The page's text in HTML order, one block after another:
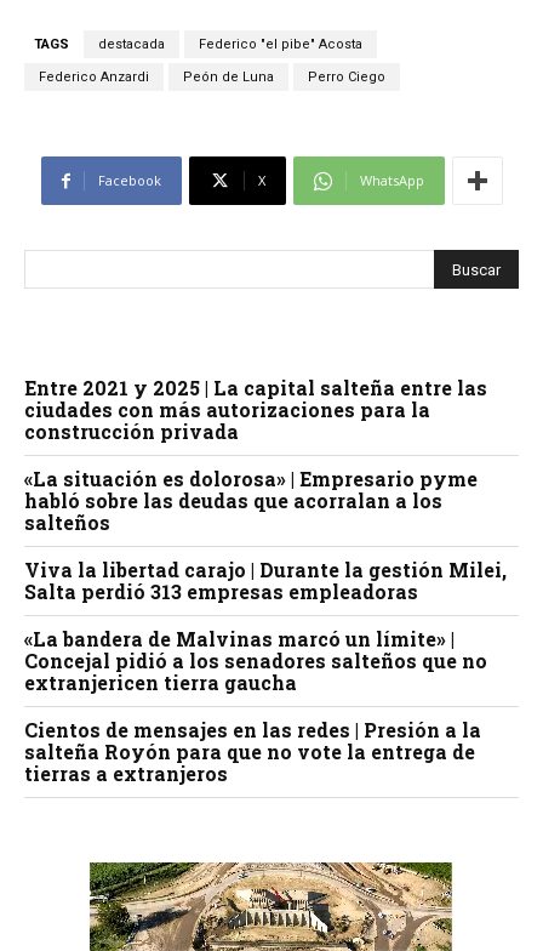
TAGS destacada Federico "el pibe" Acosta
Federico Anzardi Peón de Luna Perro Ciego
Facebook X WhatsApp
Entre 2021 y 2025 | La capital salteña entre las
ciudades con más autorizaciones para la
construcción privada
«La situación es dolorosa» | Empresario pyme
habló sobre las deudas que acorralan a los
salteños
Viva la libertad carajo | Durante la gestión Milei,
Salta perdió 313 empresas empleadoras
«La bandera de Malvinas marcó un límite» |
Concejal pidió a los senadores salteños que no
extranjericen tierra gaucha
Cientos de mensajes en las redes | Presión a la
salteña Royón para que no vote la entrega de
tierras a extranjeros